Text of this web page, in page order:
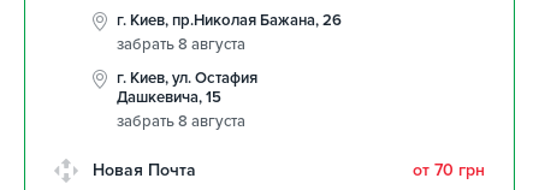
г. Киев, пр.Николая Бажана, 26
забрать 8 августа
г. Киев, ул. Остафия
Дашкевича, 15
забрать 8 августа
Новая Почта от 70 грн